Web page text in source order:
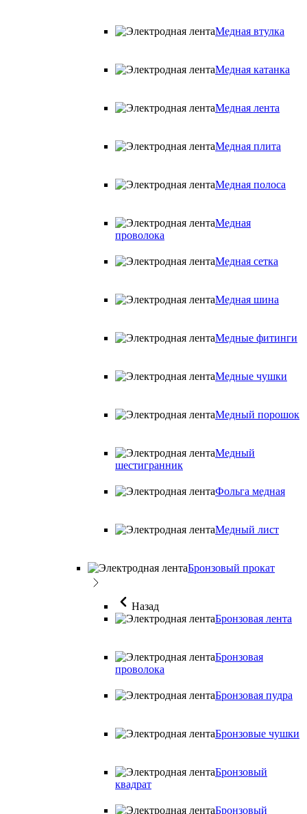
Медная втулка
Медная катанка
Медная лента
Медная плита
Медная полоса
Медная
проволока
Медная сетка
Медная шина
Медные фитинги
Медные чушки
Медный порошок
Медный
шестигранник
Фольга медная
Медный лист
Бронзовый прокат
Назад
Бронзовая лента
Бронзовая
проволока
Бронзовая пудра
Бронзовые чушки
Бронзовый
квадрат
Бронзовый